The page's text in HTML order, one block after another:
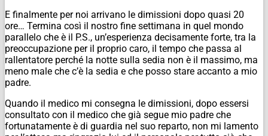
E finalmente per noi arrivano le dimissioni dopo quasi 20
ore… Termina così il nostro fine settimana in quel mondo
parallelo che è il P.S., un’esperienza decisamente forte, tra la
preoccupazione per il proprio caro, il tempo che passa al
rallentatore perché la notte sulla sedia non è il massimo, ma
meno male che c’è la sedia e che posso stare accanto a mio
padre.
Quando il medico mi consegna le dimissioni, dopo essersi
consultato con il medico che già segue mio padre che
fortunatamente è di guardia nel suo reparto, non mi lamento